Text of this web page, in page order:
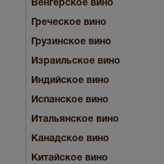
Венгерское вино
Греческое вино
Грузинское вино
Израильское вино
Индийское вино
Испанское вино
Итальянское вино
Канадское вино
Китайское вино